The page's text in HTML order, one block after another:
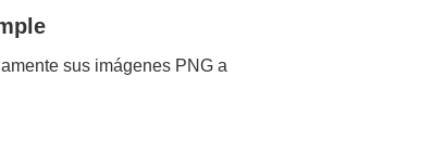
sus imágenes PNG a